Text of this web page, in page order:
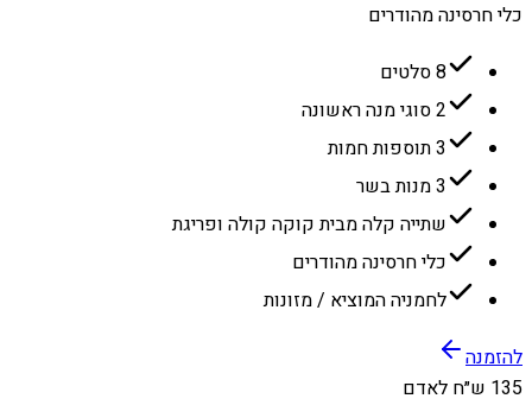
כלי חרסינה מהודרים
8 סלטים
2 סוגי מנה ראשונה
3 תוספות חמות
3 מנות בשר
שתייה קלה מבית קוקה קולה ופריגת
כלי חרסינה מהודרים
לחמניה המוציא / מזונות
להזמנה
135 ש״ח לאדם